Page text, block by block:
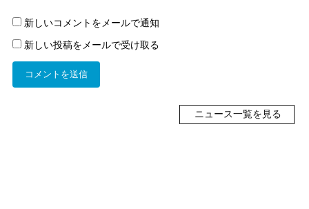
新しいコメントをメールで通知
新しい投稿をメールで受け取る
ニュース一覧を見る